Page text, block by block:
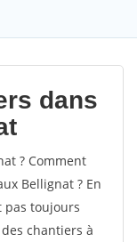
dans
? Comment
Bellignat ? En
toujours
chantiers à